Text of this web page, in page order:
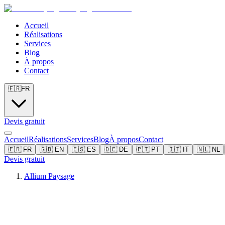
Accueil
Réalisations
Services
Blog
À propos
Contact
🇫🇷FR
Devis gratuit
AccueilRéalisationsServicesBlogÀ proposContact
🇫🇷 FR 🇬🇧 EN 🇪🇸 ES 🇩🇪 DE 🇵🇹 PT 🇮🇹 IT 🇳🇱 NL
Devis gratuit
Allium Paysage